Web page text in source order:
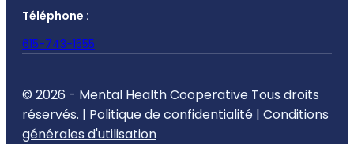
Téléphone :
615-743-1555
© 2026 - Mental Health Cooperative Tous droits
réservés. | Politique de confidentialité | Conditions
générales d'utilisation